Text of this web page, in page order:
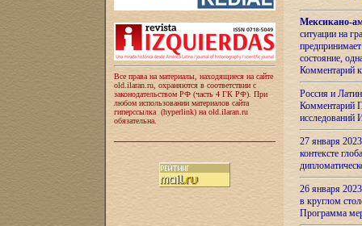
Все права на материалы, находящиеся на сайте
old.ilaran.ru, охраняются в соответствии с
законодательством РФ (часть 4 ГК РФ). При
любом использовании материалов сайта
гиперссылка (hyperlink) на old.ilaran.ru
обязательна.
Мексикано-
ситуации на
состояние,
Комментарий
Россия и
Комментарий
27 января
контексте
26 января
в круглом
Программа